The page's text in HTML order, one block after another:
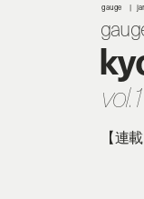
gauge
【連